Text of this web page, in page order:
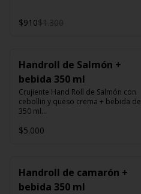
$910$1.300
Handroll de Salmón +
bebida 350 ml
Crujiente Hand Roll de Salmón con
cebollin y queso crema + bebida de
350 ml
Promoción valida de Lunes a viernes
$5.000
Handroll de camarón +
bebida 350 ml